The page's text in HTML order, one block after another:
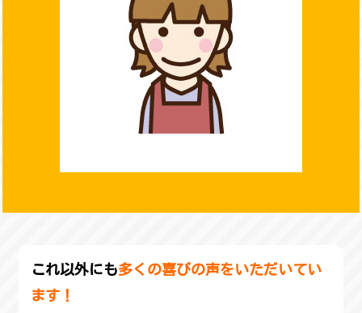
これ以外にも多くの喜びの声をいただいてい
ます！